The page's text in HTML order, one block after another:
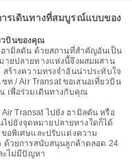
รเดินทางที่สมบูรณ์แบบของ
วบินของคุณ
ามิลตัน ด้วยสถานที่สำคัญอันเป็น
ยปลายทางแห่งนี้จึงผสมผสาน
ร้างความทรงจำอันน่าประทับใจ
/ Air Transat ขอเสนอเที่ยวบิน
เพื่อร่วมเดินทางกับคุณ
Transat ไปยัง ฮามิลตัน หรือ
ไปยังจุดหมายปลายทางใดก็ได้
อพิเศษและปรับแต่งความ
ด้วยการสนับสนุนลูกค้าตลอด 24
ะไม่มีปัญหา